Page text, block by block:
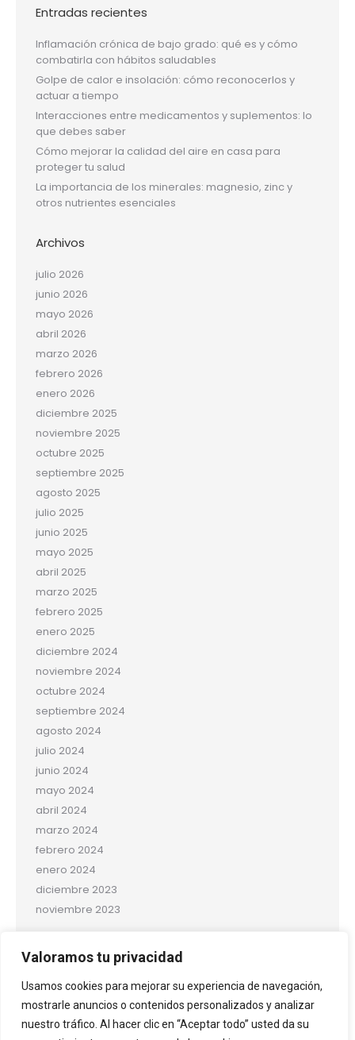
Valoramos tu privacidad
Usamos cookies para mejorar su experiencia de navegación,
mostrarle anuncios o contenidos personalizados y analizar
nuestro tráfico. Al hacer clic en “Aceptar todo” usted da su
Entradas recientes
Inflamación crónica de bajo grado: qué es y cómo
combatirla con hábitos saludables
Golpe de calor e insolación: cómo reconocerlos y
actuar a tiempo
Interacciones entre medicamentos y suplementos: lo
que debes saber
Cómo mejorar la calidad del aire en casa para
proteger tu salud
La importancia de los minerales: magnesio, zinc y
otros nutrientes esenciales
Archivos
julio 2026
junio 2026
mayo 2026
abril 2026
marzo 2026
febrero 2026
enero 2026
diciembre 2025
noviembre 2025
octubre 2025
septiembre 2025
agosto 2025
julio 2025
junio 2025
mayo 2025
abril 2025
marzo 2025
febrero 2025
enero 2025
diciembre 2024
noviembre 2024
octubre 2024
septiembre 2024
agosto 2024
julio 2024
junio 2024
mayo 2024
abril 2024
marzo 2024
febrero 2024
enero 2024
diciembre 2023
noviembre 2023
Categorías
Salud y bienestar
Uncategorized